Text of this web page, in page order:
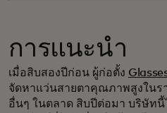
การแนะนำ
เมื่อสิบสองปีก่อน ผู้ก่อตั้ง
จัดหาแว่นสายตาคุณภาพสูงในร
อื่นๆ ในตลาด สิบปีต่อมา บริษัท